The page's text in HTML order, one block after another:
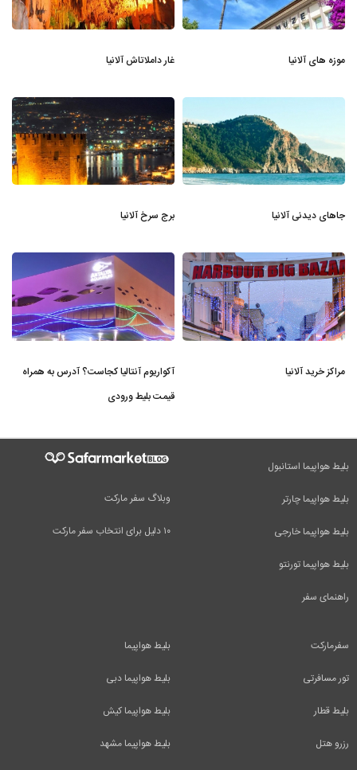
موزه های آلانیا غار داملاتاش آلانیا
جاهای دیدنی آلانیا برج سرخ آلانیا
مراکز خرید آلانیا
آکواریوم آنتالیا کجاست؟ آدرس به همراه
قیمت بلیط ورودی
وبلاگ سفر مارکت
۱۰ دلیل برای انتخاب سفر مارکت
بلیط هواپیما استانبول
بلیط هواپیما چارتر
بلیط هواپیما خارجی
بلیط هواپیما تورنتو
راهنمای سفر
بلیط هواپیما
بلیط هواپیما دبی
بلیط هواپیما کیش
بلیط هواپیما مشهد
سفرمارکت
تور مسافرتی
بلیط قطار
رزرو هتل